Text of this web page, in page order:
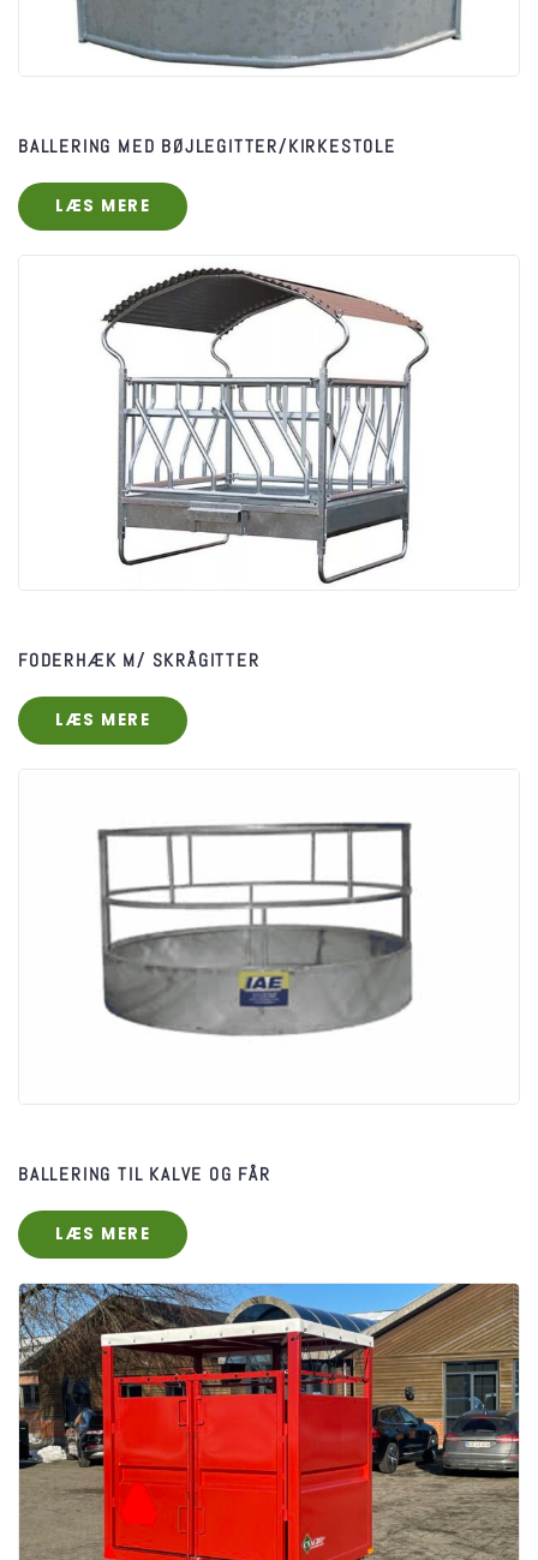
BALLERING MED BØJLEGITTER/KIRKESTOLE
LÆS MERE
FODERHÆK M/ SKRÅGITTER​
LÆS MERE
BALLERING TIL KALVE OG FÅR
LÆS MERE